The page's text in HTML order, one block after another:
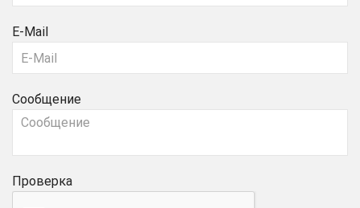
E-Mail
Сообщение
Проверка